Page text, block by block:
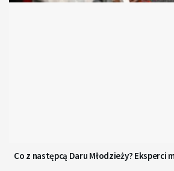
Co z następcą Daru Młodzieży? Eksperci